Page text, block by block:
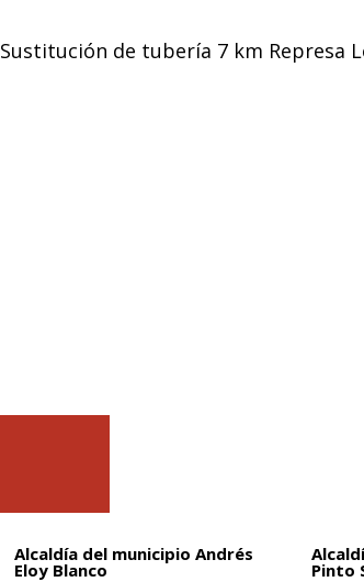
Sustitución de tubería 7 km Represa
Alcaldía del municipio Andrés
Eloy Blanco Pinto